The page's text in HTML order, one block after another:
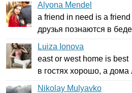
Alyona Mendel
a friend in need is a friend
друзья познаются в беде
Luiza Ionova
east or west home is best
в гостях хорошо, а дома
Nikolay Mulyavko